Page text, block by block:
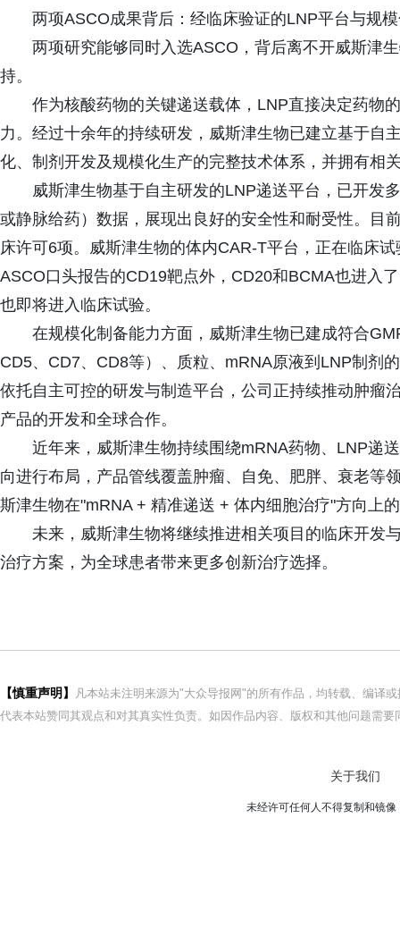
两项ASCO成果背后：经临床验证的LNP平台与规
两项研究能够同时入选ASCO，背后离不开威斯津
持。
作为核酸药物的关键递送载体，LNP直接决定药物
力。经过十余年的持续研发，威斯津生物已建立基于自
化、制剂开发及规模化生产的完整技术体系，并拥有相
威斯津生物基于自主研发的LNP递送平台，已开发
或静脉给药）数据，展现出良好的安全性和耐受性。目
床许可6项。威斯津生物的体内CAR-T平台，正在临床
ASCO口头报告的CD19靶点外，CD20和BCMA也进入
也即将进入临床试验。
在规模化制备能力方面，威斯津生物已建成符合
CD5、CD7、CD8等）、质粒、mRNA原液到LNP制剂
依托自主可控的研发与制造平台，公司正持续推动肿瘤
产品的开发和全球合作。
近年来，威斯津生物持续围绕mRNA药物、LNP递
向进行布局，产品管线覆盖肿瘤、自免、肥胖、衰老等
斯津生物在"mRNA + 精准递送 + 体内细胞治疗"方向上
未来，威斯津生物将继续推进相关项目的临床开发
治疗方案，为全球患者带来更多创新治疗选择。
【慎重声明】
凡本站未注明来源为"大众导报网"的所有作品，均转载、编译
代表本站赞同其观点和对其真实性负责。如因作品内容、版权和其他问题需
关于我们
未经许可任何人不得复制和镜